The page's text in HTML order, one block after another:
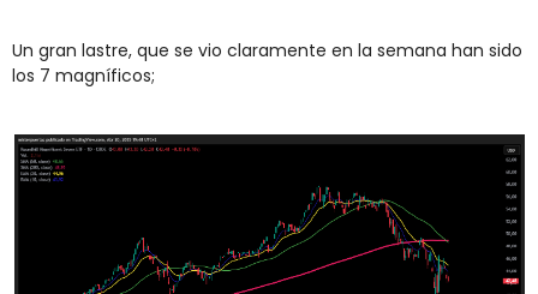
Un gran lastre, que se vio claramente en la semana han sido
los 7 magníficos;